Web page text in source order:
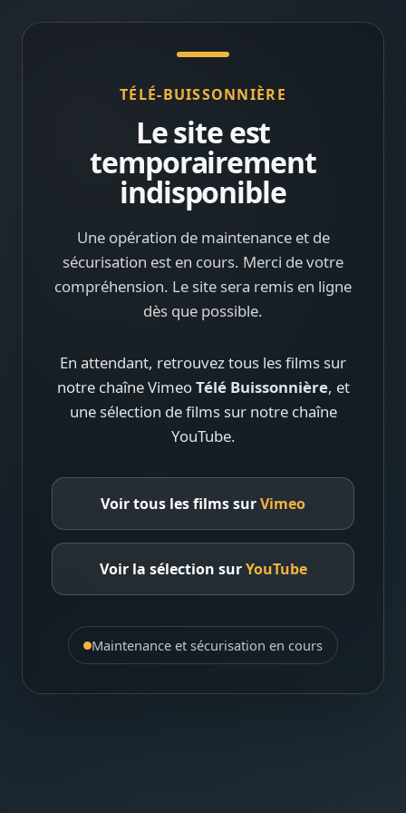
TÉLÉ-BUISSONNIÈRE
Le site est
temporairement
indisponible
Une opération de maintenance et de
sécurisation est en cours. Merci de votre
compréhension. Le site sera remis en ligne
dès que possible.
En attendant, retrouvez tous les films sur
notre chaîne VimeoTélé Buissonnière, et
une sélection de films sur notre chaîne
YouTube.
Voir tous les films surVimeo
Voir la sélection surYouTube
Maintenance et sécurisation en cours